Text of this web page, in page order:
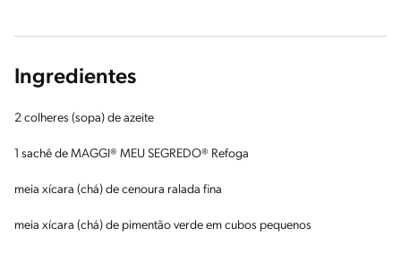
Ingredientes
2 colheres (sopa) de azeite
1 sachê de MAGGI® MEU SEGREDO® Refoga
meia xícara (chá) de cenoura ralada fina
meia xícara (chá) de pimentão verde em cubos pequenos